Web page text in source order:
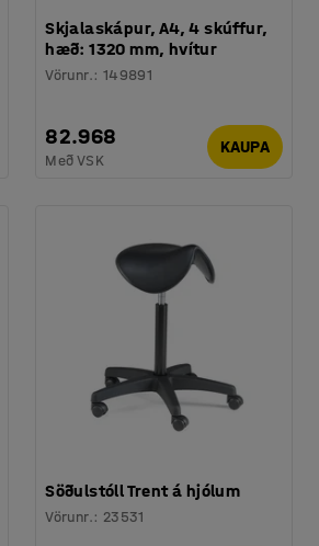
Skjalaskápur, A4, 4 skúffur,
hæð: 1320 mm, hvítur
Vörunr.: 149891
82.968
Með VSK
KAUPA
Söðulstóll Trent á hjólum
Vörunr.: 23531